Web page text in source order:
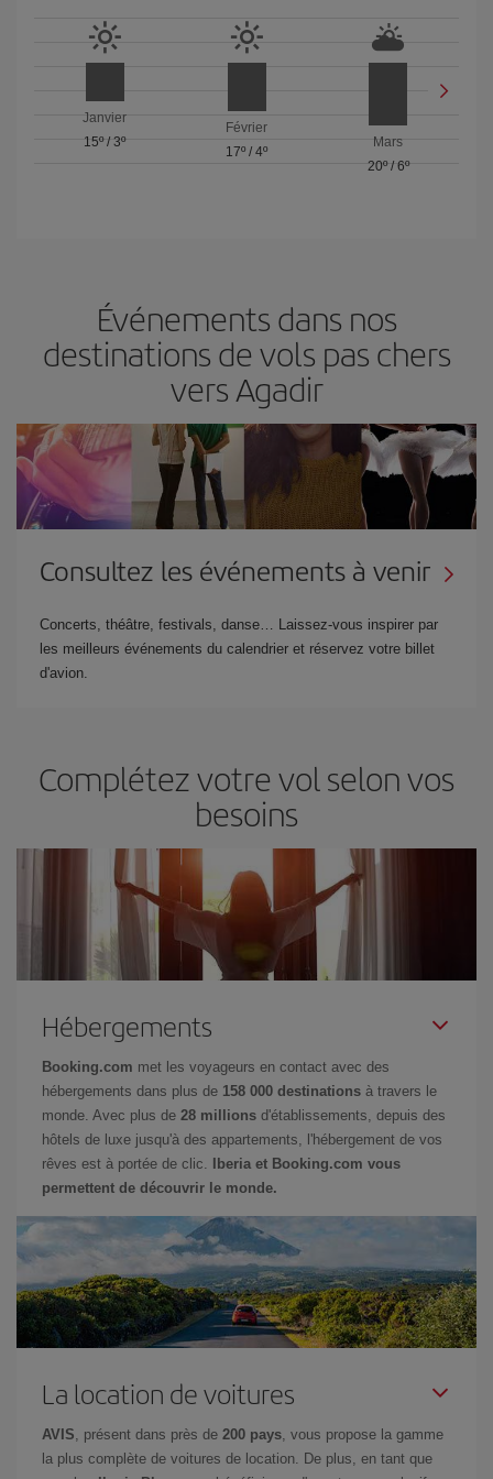
Janvier
15º/3º
Février
17º / 4º
Mars
20º/ 6º
Événements dans nos
destinations de vols pas chers
vers Agadir
Consultez les événements à venir
Concerts, théâtre, festivals, danse… Laissez-vous inspirer par
les meilleurs événements du calendrier et réservez votre billet
d'avion.
Complétez votre vol selon vos
besoins
Hébergements
Booking.com met les voyageurs en contact avec des
hébergements dans plus de 158 000 destinations à travers le
monde. Avec plus de 28 millions d'établissements, depuis des
hôtels de luxe jusqu'à des appartements, l'hébergement de vos
rêves est à portée de clic.
Iberia et Booking.com vous
permettent de découvrir le monde.
La location de voitures
AVIS , présent dans près de 200 pays , vous propose la gamme
la plus complète de voitures de location. De plus, en tant que